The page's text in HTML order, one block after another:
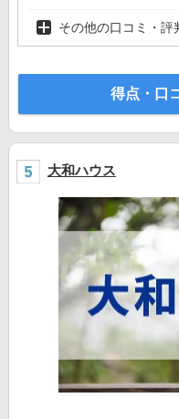
その他の口コミ・評
得点・口
大和ハウス